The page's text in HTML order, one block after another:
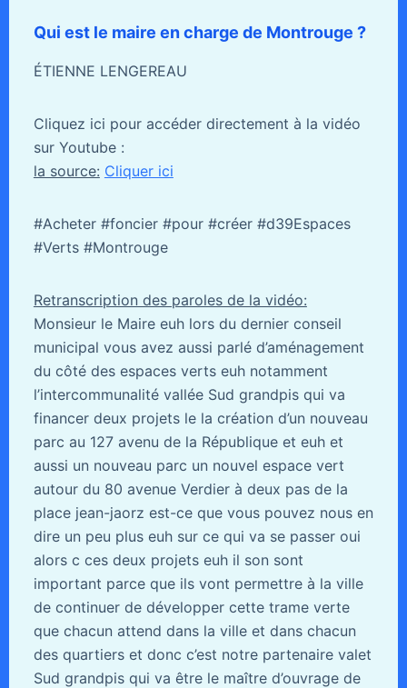
Qui est le maire en charge de Montrouge ?
ÉTIENNE LENGEREAU
Cliquez ici pour accéder directement à la vidéo
sur Youtube :
la source: Cliquer ici
#Acheter #foncier #pour #créer #d39Espaces
#Verts #Montrouge
Retranscription des paroles de la vidéo:
Monsieur le Maire euh lors du dernier conseil
municipal vous avez aussi parlé d’aménagement
du côté des espaces verts euh notamment
l’intercommunalité vallée Sud grandpis qui va
financer deux projets le la création d’un nouveau
parc au 127 avenu de la République et euh et
aussi un nouveau parc un nouvel espace vert
autour du 80 avenue Verdier à deux pas de la
place jean-jaorz est-ce que vous pouvez nous en
dire un peu plus euh sur ce qui va se passer oui
alors c ces deux projets euh il son sont
important parce que ils vont permettre à la ville
de continuer de développer cette trame verte
que chacun attend dans la ville et dans chacun
des quartiers et donc c’est notre partenaire valet
Sud grandpis qui va être le maître d’ouvrage de